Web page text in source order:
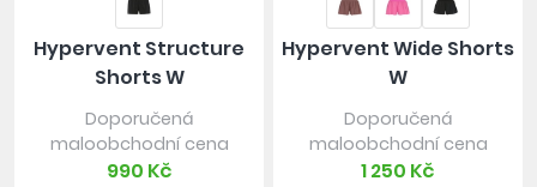
Hypervent Structure
Shorts W
Doporučená
maloobchodní cena
990 Kč
Hypervent Wide Shorts
W
Doporučená
maloobchodní cena
1 250 Kč